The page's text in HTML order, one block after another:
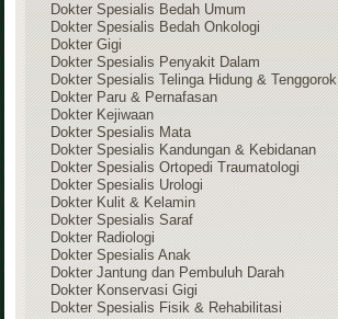
Dokter Spesialis Bedah Umum
Dokter Spesialis Bedah Onkologi
Dokter Gigi
Dokter Spesialis Penyakit Dalam
Dokter Spesialis Telinga Hidung & Tenggorok
Dokter Paru & Pernafasan
Dokter Kejiwaan
Dokter Spesialis Mata
Dokter Spesialis Kandungan & Kebidanan
Dokter Spesialis Ortopedi Traumatologi
Dokter Spesialis Urologi
Dokter Kulit & Kelamin
Dokter Spesialis Saraf
Dokter Radiologi
Dokter Spesialis Anak
Dokter Jantung dan Pembuluh Darah
Dokter Konservasi Gigi
Dokter Spesialis Fisik & Rehabilitasi